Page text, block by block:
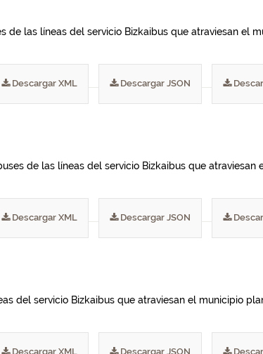
de las líneas del servicio Bizkaibus que atraviesan el
Descargar XML Descargar JSON
de las líneas del servicio Bizkaibus que atraviesan
Descargar XML Descargar JSON
del servicio Bizkaibus que atraviesan el municipio
Descargar XML Descargar JSON